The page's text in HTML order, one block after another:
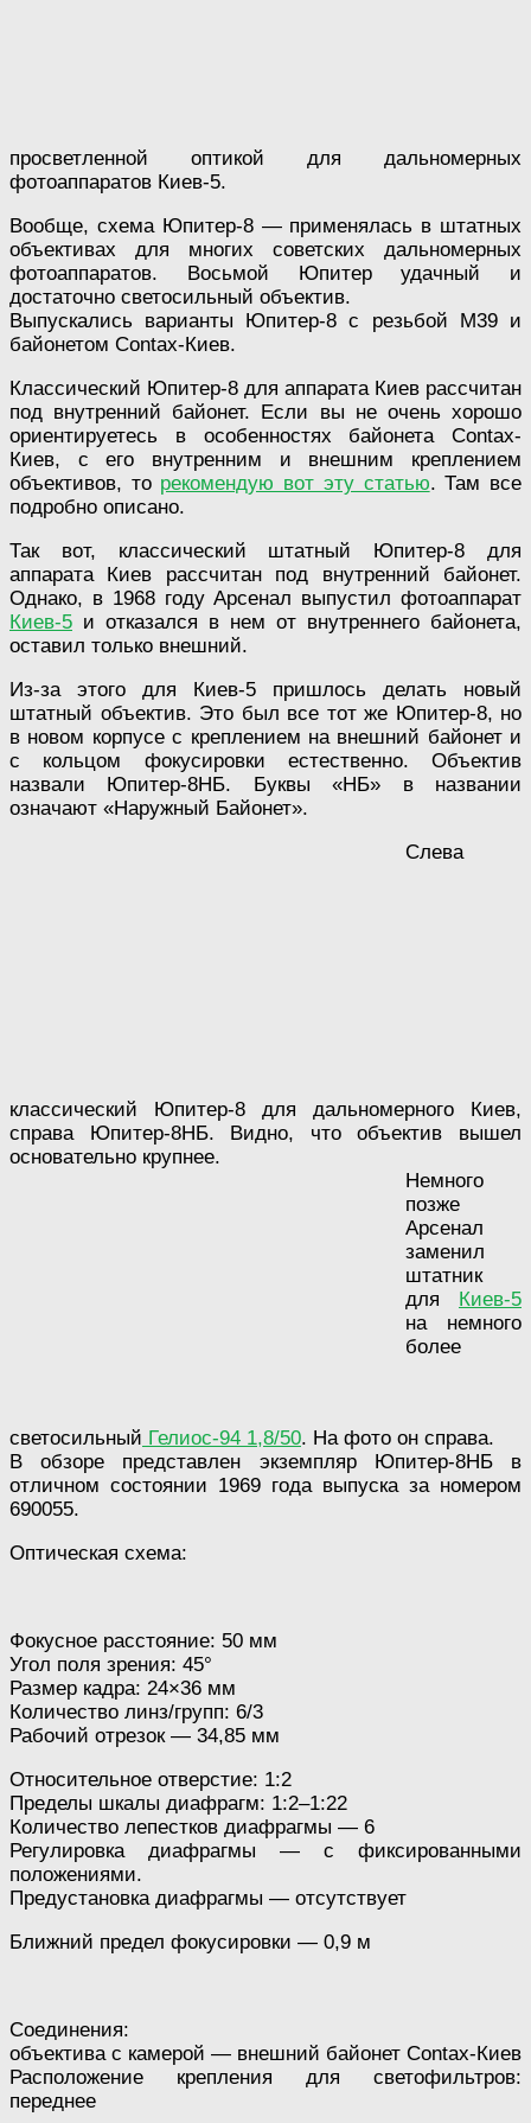
просветленной оптикой для дальномерных
фотоаппаратов Киев-5.
Вообще, схема Юпитер-8 — применялась в штатных
объективах для многих советских дальномерных
фотоаппаратов. Восьмой Юпитер удачный и
достаточно светосильный объектив.
Выпускались варианты Юпитер-8 с резьбой М39 и
байонетом Contax-Киев.
Классический Юпитер-8 для аппарата Киев рассчитан
под внутренний байонет. Если вы не очень хорошо
ориентируетесь в особенностях байонета Contax-
Киев, с его внутренним и внешним креплением
объективов, то рекомендую вот эту статью. Там все
подробно описано.
Так вот, классический штатный Юпитер-8 для
аппарата Киев рассчитан под внутренний байонет.
Однако, в 1968 году Арсенал выпустил фотоаппарат
Киев-5 и отказался в нем от внутреннего байонета,
оставил только внешний.
Из-за этого для Киев-5 пришлось делать новый
штатный объектив. Это был все тот же Юпитер-8, но
в новом корпусе с креплением на внешний байонет и
с кольцом фокусировки естественно. Объектив
назвали Юпитер-8НБ. Буквы «НБ» в названии
означают «Наружный Байонет».
Слева
классический Юпитер-8 для дальномерного Киев,
справа Юпитер-8НБ. Видно, что объектив вышел
основательно крупнее.
Немного
позже
Арсенал
заменил
штатник
для Киев-5
на немного
более
светосильный Гелиос-94 1,8/50. На фото он справа.
В обзоре представлен экземпляр Юпитер-8НБ в
отличном состоянии 1969 года выпуска за номером
690055.
Оптическая схема:
Фокусное расстояние: 50 мм
Угол поля зрения: 45°
Размер кадра: 24×36 мм
Количество линз/групп: 6/3
Рабочий отрезок — 34,85 мм
Относительное отверстие: 1:2
Пределы шкалы диафрагм: 1:2–1:22
Количество лепестков диафрагмы — 6
Регулировка диафрагмы — с фиксированными
положениями.
Предустановка диафрагмы — отсутствует
Ближний предел фокусировки — 0,9 м
Соединения:
объектива с камерой — внешний байонет Contax-Киев
Расположение крепления для светофильтров:
переднее